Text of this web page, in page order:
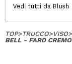
Vedi tutti da Blush
TOP>TRUCCO>VISO>
BELL - FARD